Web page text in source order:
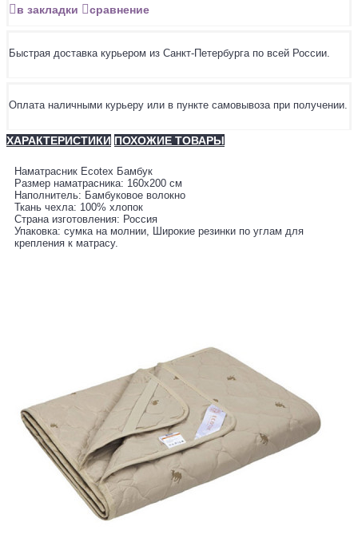
в закладки сравнение
Быстрая доставка курьером из Санкт-Петербурга по всей России.
Оплата наличными курьеру или в пункте самовывоза при получении.
ХАРАКТЕРИСТИКИ ПОХОЖИЕ ТОВАРЫ
Наматрасник Ecotex Бамбук
Размер наматрасника: 160x200 см
Наполнитель: Бамбуковое волокно
Ткань чехла: 100% хлопок
Страна изготовления: Россия
Упаковка: сумка на молнии, Широкие резинки по углам для
крепления к матрасу.